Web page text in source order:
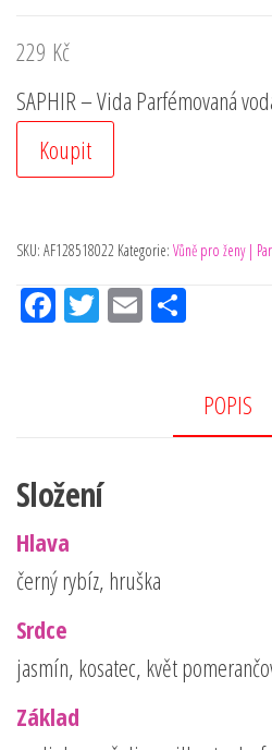
229 Kč
SAPHIR – Vida Parfémovaná
Koupit
SKU: AF128518022 Kategorie: Vůně pro ženy |
Fac Tw Em
POPIS
Složení
Hlava
černý rybíz, hruška
Srdce
jasmín, kosatec, květ
Základ